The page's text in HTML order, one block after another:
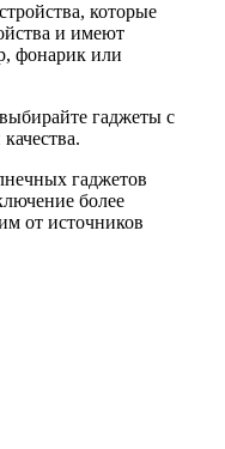
которые
и имеют
фонарик или
гаджеты с
гаджетов
более
от источников